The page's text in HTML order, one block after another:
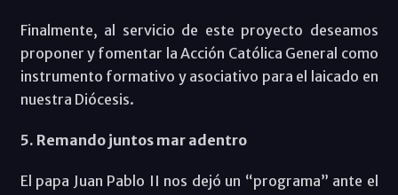
Finalmente, al servicio de este proyecto deseamos
proponer y fomentar la Acción Católica General como
instrumento formativo y asociativo para el laicado en
nuestra Diócesis.
5. Remando juntos mar adentro
El papa Juan Pablo II nos dejó un “programa” ante el